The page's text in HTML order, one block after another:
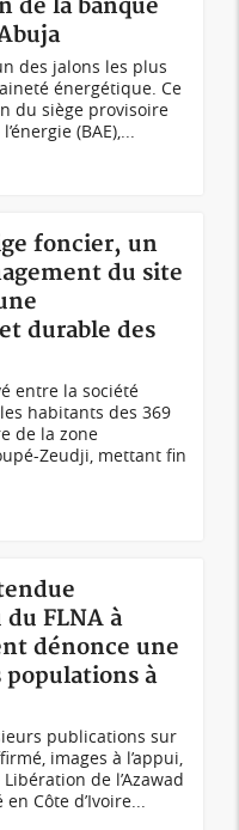
de la banque
des jalons les plus
énergétique. Ce
du siège provisoire
(BAE),...
foncier, un
du site
durable des
entre la société
habitants des 369
de la zone
Zeudji, mettant fin
FLNA à
dénonce une
populations à
publications sur
images à l’appui,
de l’Azawad
Côte d’Ivoire...